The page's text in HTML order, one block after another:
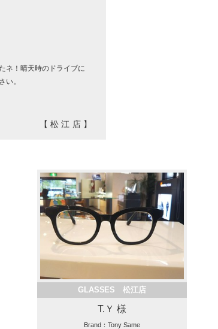
ネ！晴天時のドライブに
い。
【松江店】
GLASSES 松江店
T.Ｙ 様
Brand：Tony Same